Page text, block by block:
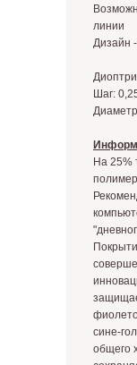
линии
Дизайн
Шаг:
На 25%
сине-
общего